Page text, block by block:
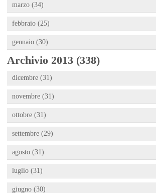
marzo (34)
febbraio (25)
gennaio (30)
Archivio 2013 (338)
dicembre (31)
novembre (31)
ottobre (31)
settembre (29)
agosto (31)
luglio (31)
giugno (30)